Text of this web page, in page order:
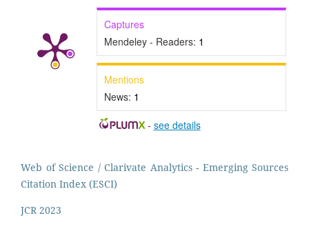
Captures
Mendeley - Readers: 1
Mentions
News: 1
- see details
Web of Science / Clarivate Analytics - Emerging Sources
Citation Index (ESCI)
JCR 2023